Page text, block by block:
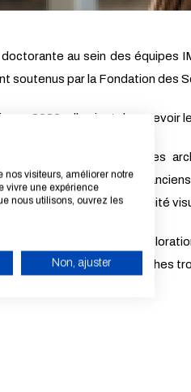
au sein des équipes
soutenus par la Fondation des
2020, elle vient de
automatique de sites
monuments et d’objets
se fier à la seule continuité
visuelle et
l’archéologie, ses recherches
nos visiteurs, améliorer notre
vivre une expérience
nous utilisons, ouvrez les
Non, ajuster